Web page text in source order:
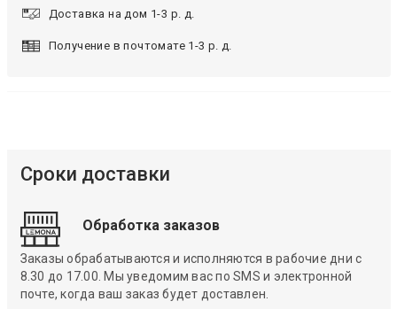
Доставка на дом 1-3 р. д.
Получение в почтомате 1-3 р. д.
Сроки доставки
Обработка заказов
Заказы обрабатываются и исполняются в рабочие дни с
8.30 до 17.00. Мы уведомим вас по SMS и электронной
почте, когда ваш заказ будет доставлен.